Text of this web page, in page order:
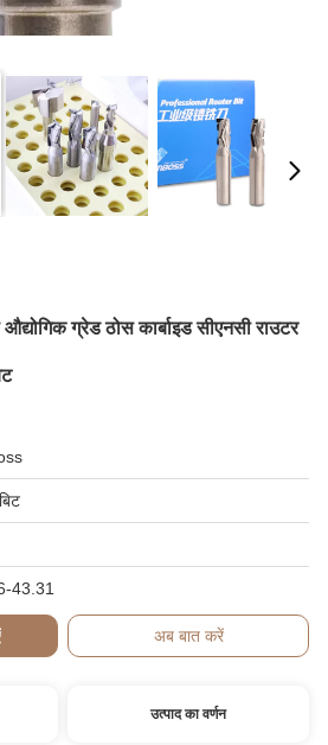
ग्रेड ठोस कार्बाइड सीएनसी राउटर
43.31
अब बात करें
उत्पाद का वर्णन